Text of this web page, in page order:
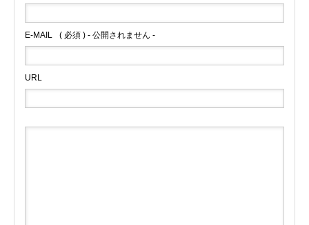
E-MAIL ( 必須 ) - 公開されません -
URL